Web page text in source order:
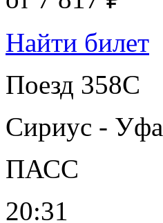
Найти билет
Поезд 358С
Сириус - Уфа
ПАСС
20:31